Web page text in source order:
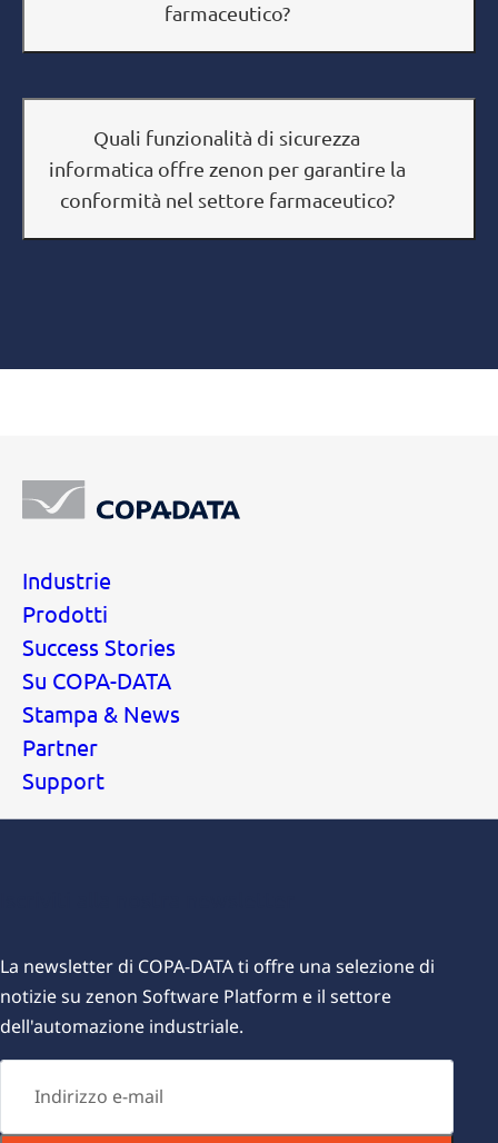
farmaceutico?
Quali funzionalità di sicurezza
informatica offre zenon per garantire la
conformità nel settore farmaceutico?
Industrie
Prodotti
Success Stories
Su COPA-DATA
Stampa & News
Partner
Support
La newsletter di COPA-DATA ti offre una selezione di
notizie su zenon Software Platform e il settore
dell'automazione industriale.